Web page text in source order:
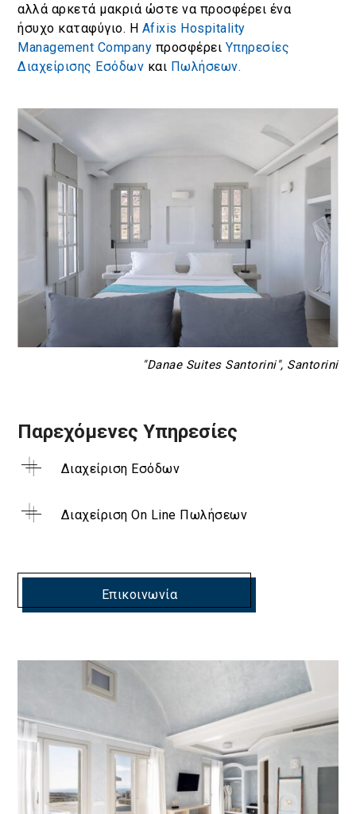
αλλά αρκετά μακριά ώστε να προσφέρει ένα
ήσυχο καταφύγιο. Η Afixis Hospitality
Management Company προσφέρει Υπηρεσίες
Διαχείρισης Εσόδων και Πωλήσεων.
"Danae Suites Santorini", Santorini
Παρεχόμενες Υπηρεσίες
Διαχείριση Εσόδων
Διαχείριση On Line Πωλήσεων
Επικοινωνία